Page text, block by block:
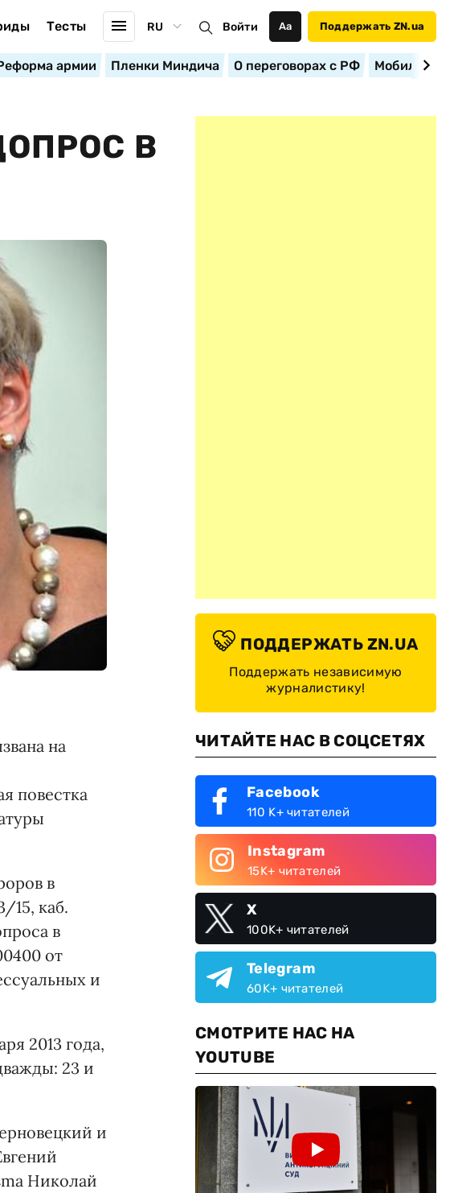
Тесты RU Войти Аа Поддержать ZN.ua
армии Пленки Миндича О переговорах с РФ
В
на
повестка
в
15, каб.
в
от
и
2013 года,
23 и
и
Николай
ПОДДЕРЖАТЬ ZN.UA
Поддержать независимую
журналистику!
ЧИТАЙТЕ НАС В СОЦСЕТЯХ
Facebook
110 K+ читателей
Instagram
15K+ читателей
X
100K+ читателей
Telegram
60K+ читателей
СМОТРИТЕ НАС НА
YOUTUBE